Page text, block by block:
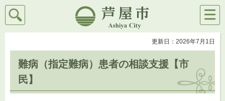
芦屋市
検索
メニ
ュー
更新日：2026年7月1日
難病（指定難病）患者の相談支援【市
民】